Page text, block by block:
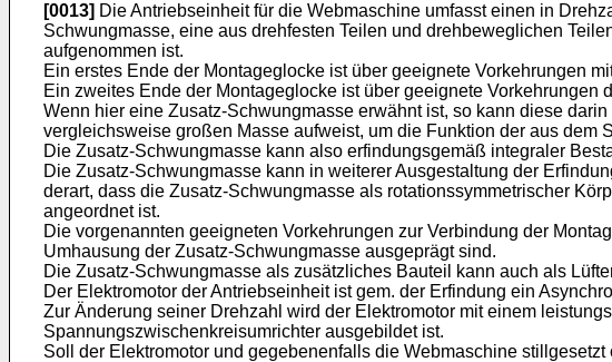
[0013] Die Antriebseinheit für die Webmaschine umfasst einen in
Schwungmasse, eine aus drehfesten Teilen und drehbeweglichen
aufgenommen ist.
Ein erstes Ende der Montageglocke ist über geeignete Vorkehrungen
Ein zweites Ende der Montageglocke ist über geeignete
Wenn hier eine Zusatz-Schwungmasse erwähnt ist, so kann diese
vergleichsweise großen Masse aufweist, um die Funktion der aus dem
Die Zusatz-Schwungmasse kann also erfindungsgemäß integraler
Die Zusatz-Schwungmasse kann in weiterer Ausgestaltung der
derart, dass die Zusatz-Schwungmasse als rotationssymmetrischer
angeordnet ist.
Die vorgenannten geeigneten Vorkehrungen zur Verbindung der
Umhausung der Zusatz-Schwungmasse ausgeprägt sind.
Die Zusatz-Schwungmasse als zusätzliches Bauteil kann auch als
Der Elektromotor der Antriebseinheit ist gem. der Erfindung ein
Zur Änderung seiner Drehzahl wird der Elektromotor mit einem
Spannungszwischenkreisumrichter ausgebildet ist.
Soll der Elektromotor und gegebenenfalls die Webmaschine